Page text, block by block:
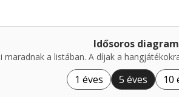
Idősoros diagram
a listában. A díjak a
1 éves 5 éves 10